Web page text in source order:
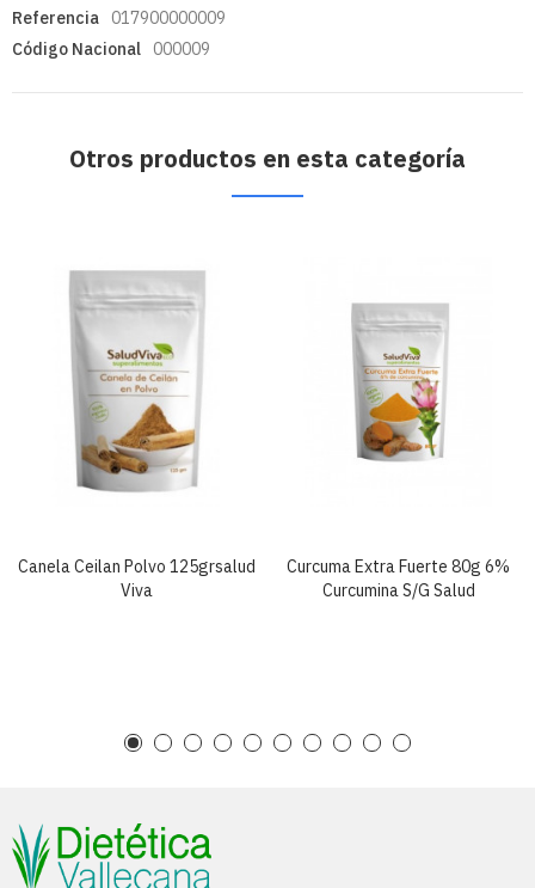
Referencia
017900000009
Código Nacional
000009
Otros productos en esta categoría
Canela Ceilan Polvo 125grsalud
Viva
Curcuma Extra Fuerte 80g 6%
Curcumina S/g Salud